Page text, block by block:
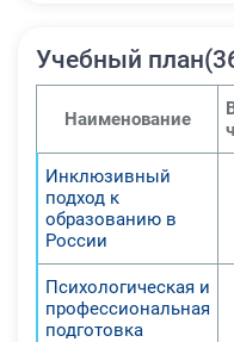
в
1.
Учебный
Наименование
Инклюзивный
подход к
образованию в
России
Психологическая и
профессиональная
подготовка